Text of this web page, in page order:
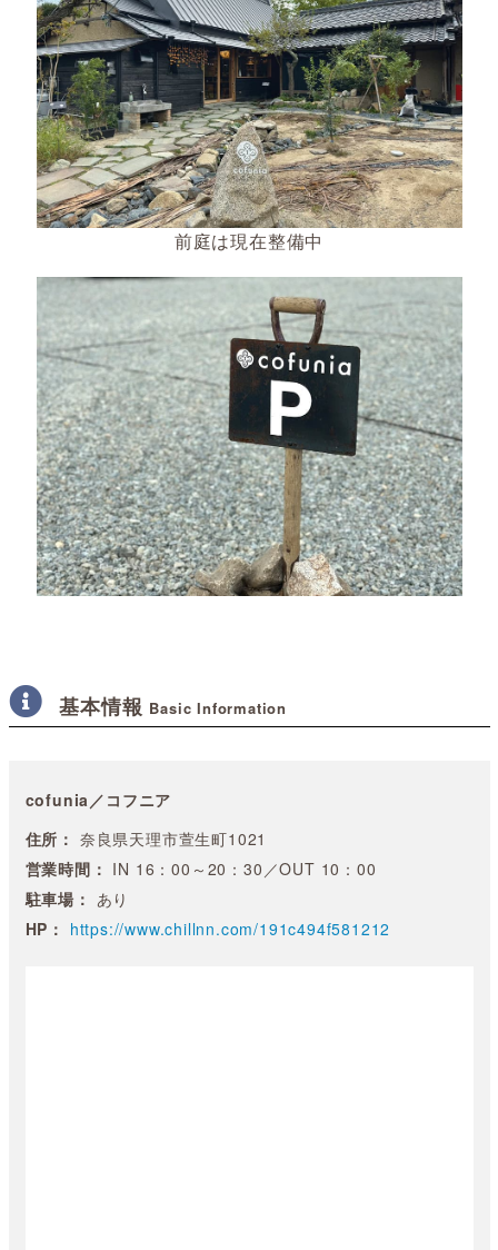
前庭は現在整備中
基本情報 Basic Information
cofunia／コフニア
住所： 奈良県天理市萱生町1021
営業時間： IN 16：00～20：30／OUT 10：00
駐車場： あり
HP： https://www.chillnn.com/191c494f581212